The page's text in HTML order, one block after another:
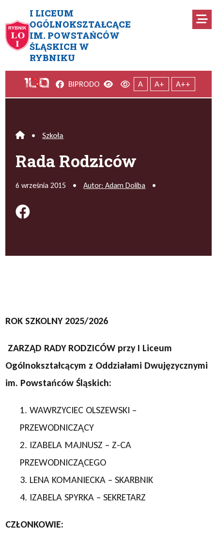
I LICEUM
OGÓLNOKSZTAŁCĄCE
IM. POWSTAŃCÓW
ŚLĄSKICH W
RYBNIKU
Rada Rodziców
Facebook
BIPRODO Wersja kontrastowa
Wersja domyślna
A A+ A++
Home
• Szkoła
Rada Rodziców
6 września 2015 • Autor: Adam Doliba •
Podziel się na FB
ROK SZKOLNY 2025/2026
ZARZĄD RADY RODZICÓW przy I Liceum
Ogólnokształcącym z Oddziałami Dwujęzycznymi
im. Powstańców Śląskich:
1. WAWRZYCIEC OLSZEWSKI –
PRZEWODNICZĄCY
2. IZABELA MAJNUSZ – Z-CA
PRZEWODNICZĄCEGO
3. LENA KOMANIECKA – SKARBNIK
4. IZABELA SPYRKA – SEKRETARZ
CZŁONKOWIE: